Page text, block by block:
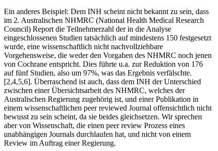
Ein anderes Beispiel: Dem INH scheint nicht bekannt zu sein, dass
im 2. Australischen NHMRC (National Health Medical Research
Council) Report die Teilnehmerzahl der in die Analyse
eingeschlossenen Studien tatsächlich auf mindestens 150 festgesetzt
wurde, eine wissenschaftlich nicht nachvollziehbare
Vorgehensweise, die weder den Vorgaben des NHMRC noch jenen
von Cochrane entspricht. Dies führte u.a. zur Reduktion von 176
auf fünf Studien, also um 97%, was das Ergebnis verfälschte.
[2,4,5,6]. Überraschend ist auch, dass dem INH der Unterschied
zwischen einer Übersichtsarbeit des NHMRC, welches der
Australischen Regierung zugehörig ist, und einer Publikation in
einem wissenschaftlichen peer reviewed Journal offensichtlich nicht
bewusst zu sein scheint, da sie beides gleichsetzen. Wir sprechen
aber von Wissenschaft, die einen peer review Prozess eines
unabhängigen Journals durchlaufen hat, und nicht von einem
Review im Auftrag einer Regierung.